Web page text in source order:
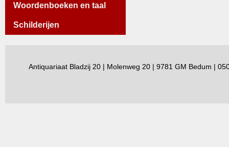
Woordenboeken en taal
Schilderijen
Antiquariaat Bladzij 20 | Molenweg 20 | 9781 GM Bedum |